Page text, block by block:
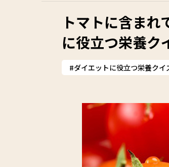
トマトに含ま
に役立つ栄養ク
ダイエットに役立つ栄養クイ